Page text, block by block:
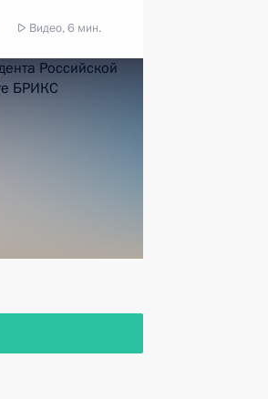
Видео, 6 мин.